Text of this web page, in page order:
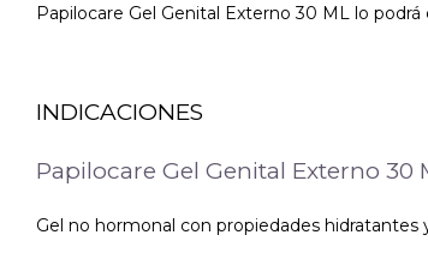
Papilocare Gel Genital Externo 30 ML lo
INDICACIONES
Papilocare Gel Genital Externo 30
Gel no hormonal con propiedades